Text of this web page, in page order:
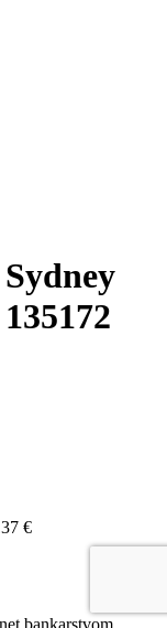
€
bankarstvom,